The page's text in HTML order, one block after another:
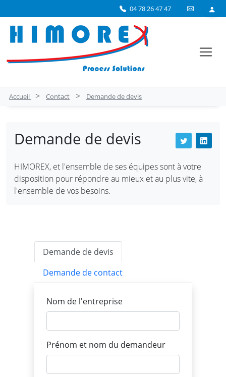
04 78 26 47 47
Accueil > Contact > Demande de devis
Demande de devis
HIMOREX, et l'ensemble de ses équipes sont à votre
disposition pour répondre au mieux et au plus vite, à
l'ensemble de vos besoins.
Demande de devis
Demande de contact
Nom de l'entreprise
Prénom et nom du demandeur